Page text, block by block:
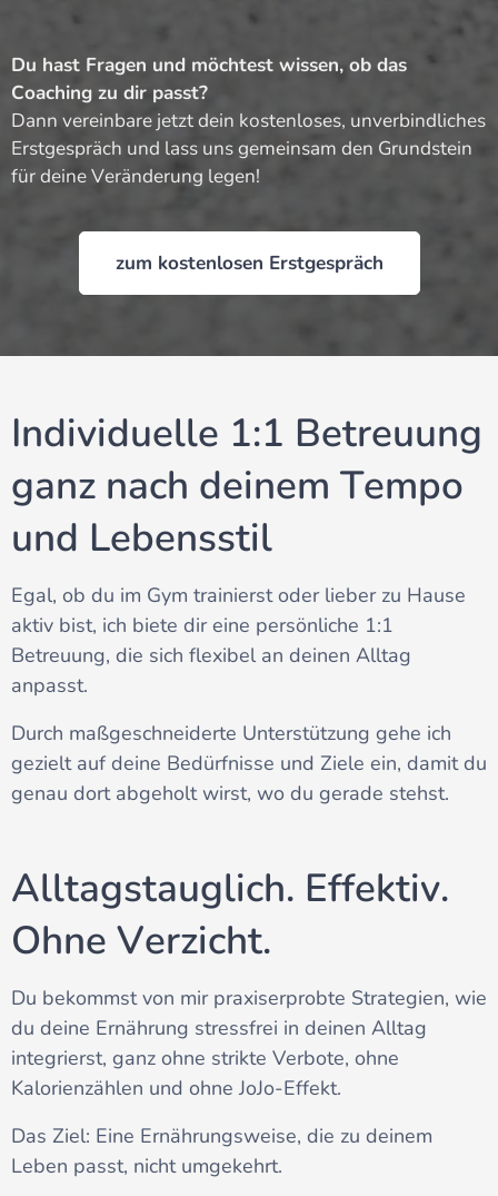
Du hast Fragen und möchtest wissen, ob das
Coaching zu dir passt?
Dann vereinbare jetzt dein kostenloses, unverbindliches
Erstgespräch und lass uns gemeinsam den Grundstein
für deine Veränderung legen!
zum kostenlosen Erstgespräch
Individuelle 1:1 Betreuung
ganz nach deinem Tempo
und Lebensstil
Egal, ob du im Gym trainierst oder lieber zu Hause
aktiv bist, ich biete dir eine persönliche 1:1
Betreuung, die sich flexibel an deinen Alltag
anpasst.
Durch maßgeschneiderte Unterstützung gehe ich
gezielt auf deine Bedürfnisse und Ziele ein, damit du
genau dort abgeholt wirst, wo du gerade stehst.
Alltagstauglich. Effektiv.
Ohne Verzicht.
Du bekommst von mir praxiserprobte Strategien, wie
du deine Ernährung stressfrei in deinen Alltag
integrierst, ganz ohne strikte Verbote, ohne
Kalorienzählen und ohne JoJo-Effekt.
Das Ziel: Eine Ernährungsweise, die zu deinem
Leben passt, nicht umgekehrt.